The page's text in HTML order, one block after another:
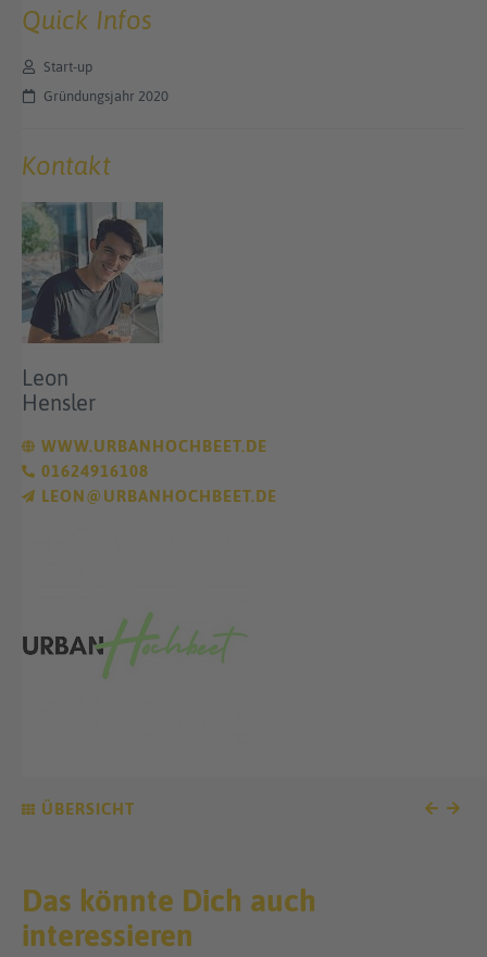
ÜBERSICHT
Quick Infos
Start-up
Gründungsjahr 2020
Kontakt
Leon
Hensler
WWW.URBANHOCHBEET.DE
01624916108
LEON@URBANHOCHBEET.DE
Das könnte Dich auch
interessieren